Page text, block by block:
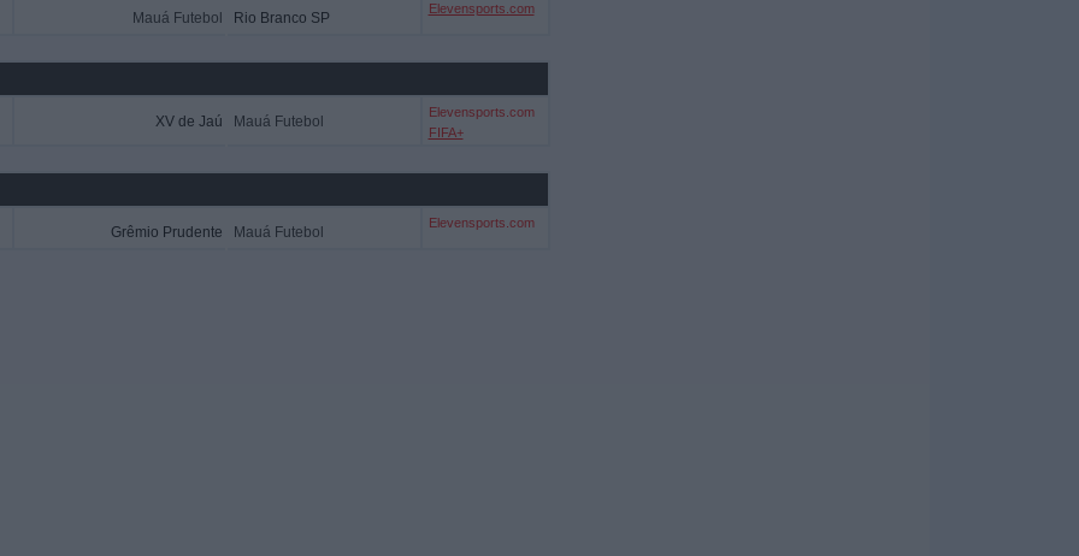
Mauá Futebol Rio Branco SP
Elevensports.com
XV de Jaú Mauá Futebol
Elevensports.com
FIFA+
Grêmio Prudente Mauá Futebol
Elevensports.com